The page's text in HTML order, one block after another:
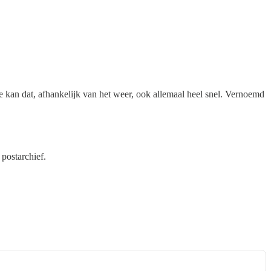
dat, afhankelijk van het weer, ook allemaal heel snel. Vernoemd